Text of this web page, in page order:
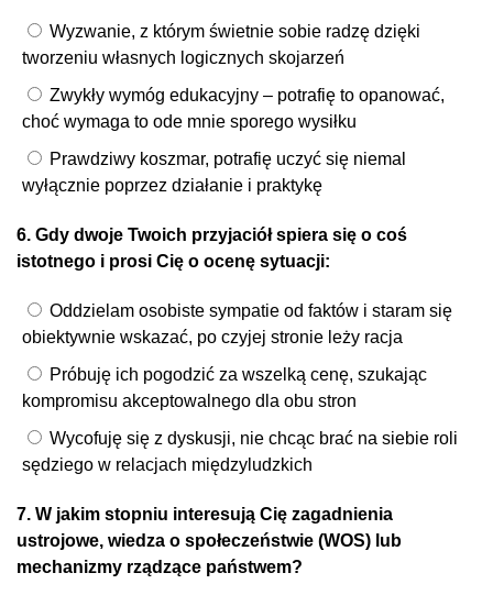
Wyzwanie, z którym świetnie sobie radzę dzięki
tworzeniu własnych logicznych skojarzeń
Zwykły wymóg edukacyjny – potrafię to opanować,
choć wymaga to ode mnie sporego wysiłku
Prawdziwy koszmar, potrafię uczyć się niemal
wyłącznie poprzez działanie i praktykę
6. Gdy dwoje Twoich przyjaciół spiera się o coś
istotnego i prosi Cię o ocenę sytuacji:
Oddzielam osobiste sympatie od faktów i staram się
obiektywnie wskazać, po czyjej stronie leży racja
Próbuję ich pogodzić za wszelką cenę, szukając
kompromisu akceptowalnego dla obu stron
Wycofuję się z dyskusji, nie chcąc brać na siebie roli
sędziego w relacjach międzyludzkich
7. W jakim stopniu interesują Cię zagadnienia
ustrojowe, wiedza o społeczeństwie (WOS) lub
mechanizmy rządzące państwem?